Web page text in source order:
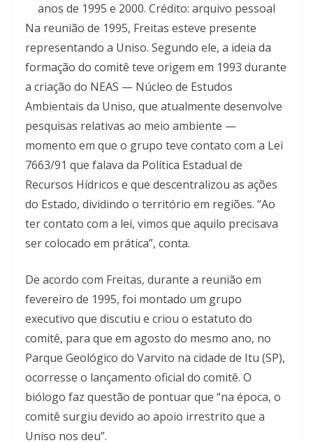
anos de 1995 e 2000. Crédito: arquivo pessoal
Na reunião de 1995, Freitas esteve presente
representando a Uniso. Segundo ele, a ideia da
formação do comitê teve origem em 1993 durante
a criação do NEAS — Núcleo de Estudos
Ambientais da Uniso, que atualmente desenvolve
pesquisas relativas ao meio ambiente —
momento em que o grupo teve contato com a Lei
7663/91 que falava da Política Estadual de
Recursos Hídricos e que descentralizou as ações
do Estado, dividindo o território em regiões. “Ao
ter contato com a lei, vimos que aquilo precisava
ser colocado em prática”, conta.
De acordo com Freitas, durante a reunião em
fevereiro de 1995, foi montado um grupo
executivo que discutiu e criou o estatuto do
comitê, para que em agosto do mesmo ano, no
Parque Geológico do Varvito na cidade de Itu (SP),
ocorresse o lançamento oficial do comitê. O
biólogo faz questão de pontuar que “na época, o
comitê surgiu devido ao apoio irrestrito que a
Uniso nos deu”.